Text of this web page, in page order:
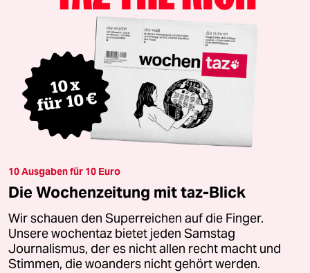
10 Ausgaben für 10 Euro
Die Wochenzeitung mit taz-Blick
Wir schauen den Superreichen auf die Finger.
Unsere wochentaz bietet jeden Samstag
Journalismus, der es nicht allen recht macht und
Stimmen, die woanders nicht gehört werden.